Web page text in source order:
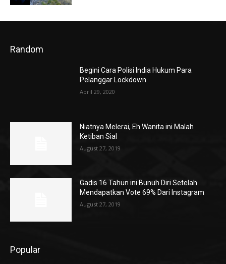
Random
Begini Cara Polisi India Hukum Para
Pelanggar Lockdown
April 29, 2020
Niatnya Melerai, Eh Wanita ini Malah
Ketiban Sial
August 27, 2019
Gadis 16 Tahun ini Bunuh Diri Setelah
Mendapatkan Vote 69% Dari Instagram
August 27, 2019
Popular